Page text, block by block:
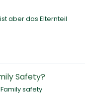
aber das Elternteil
Safety?
safety